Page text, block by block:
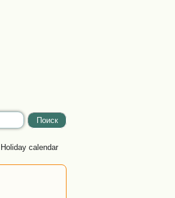
calendar